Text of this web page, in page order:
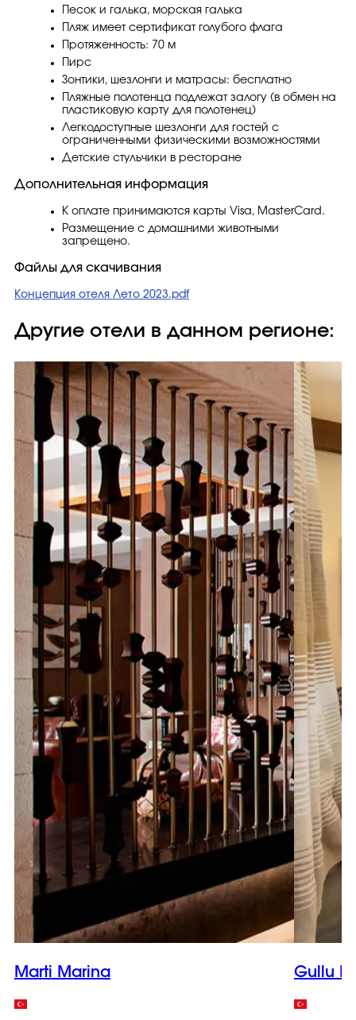
Песок и галька, морская галька
Пляж имеет сертификат голубого флага
Протяженность: 70 м
Пирс
Зонтики, шезлонги и матрасы: бесплатно
Пляжные полотенца подлежат залогу (в обмен на
пластиковую карту для полотенец)
Легкодоступные шезлонги для гостей с
ограниченными физическими возможностями
Детские стульчики в ресторане
Дополнительная информация
К оплате принимаются карты Visa, MasterCard.
Размещение с домашними животными
запрещено.
Файлы для скачивания
Концепция отеля Лето 2023.pdf
Другие отели в данном регионе:
Marti Marina Gullu